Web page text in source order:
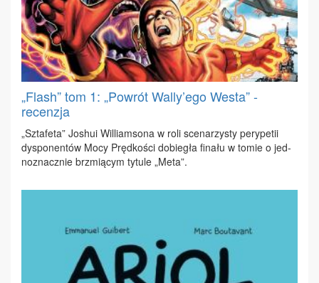
„Flash” tom 1: „Powrót Wally’ego Westa” -
recenzja
„Szta­fe­ta” Jo­shui Wil­liam­so­na w ro­li sce­na­rzy­sty pe­ry­pe­tii
dys­po­nen­tów Mo­cy Pręd­ko­ści do­bie­gła fi­na­łu w to­mie o jed­
no­znacz­nie brzmią­cym ty­tu­le „Me­ta”.